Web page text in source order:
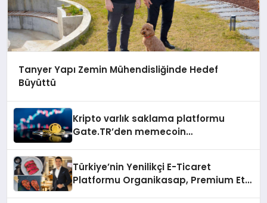
Tanyer Yapı Zemin Mühendisliğinde Hedef
Büyüttü
Kripto varlık saklama platformu
Gate.TR’den memecoin
Türkiye’nin Yenilikçi E-Ticaret
Platformu Organikasap, Premium Et